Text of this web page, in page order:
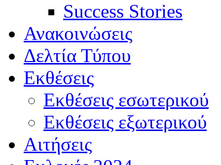
Success Stories
Ανακοινώσεις
Δελτία Τύπου
Εκθέσεις
Εκθέσεις εσωτερικού
Εκθέσεις εξωτερικού
Αιτήσεις